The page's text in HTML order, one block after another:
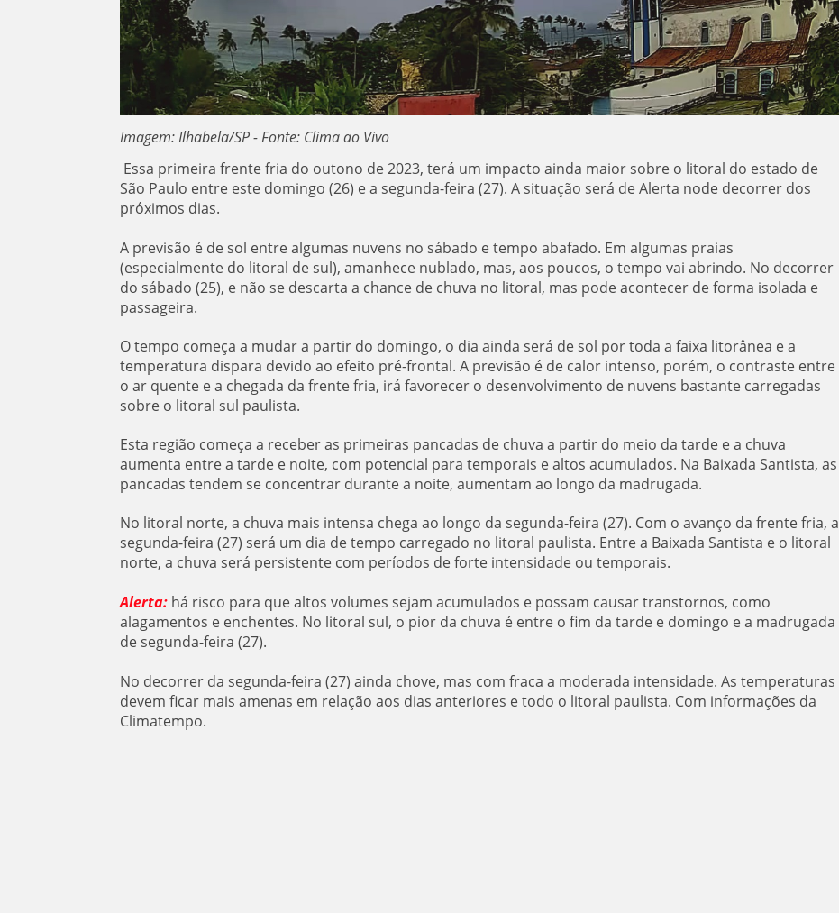
Imagem: Ilhabela/SP - Fonte: Clima ao Vivo
Essa primeira frente fria do outono de 2023, terá um impacto ainda maior sobre o litoral do estado de
São Paulo entre este domingo (26) e a segunda-feira (27). A situação será de Alerta node decorrer dos
próximos dias.
A previsão é de sol entre algumas nuvens no sábado e tempo abafado. Em algumas praias
(especialmente do litoral de sul), amanhece nublado, mas, aos poucos, o tempo vai abrindo. No decorrer
do sábado (25), e não se descarta a chance de chuva no litoral, mas pode acontecer de forma isolada e
passageira.
O tempo começa a mudar a partir do domingo, o dia ainda será de sol por toda a faixa litorânea e a
temperatura dispara devido ao efeito pré-frontal. A previsão é de calor intenso, porém, o contraste entre
o ar quente e a chegada da frente fria, irá favorecer o desenvolvimento de nuvens bastante carregadas
sobre o litoral sul paulista.
Esta região começa a receber as primeiras pancadas de chuva a partir do meio da tarde e a chuva
aumenta entre a tarde e noite, com potencial para temporais e altos acumulados. Na Baixada Santista, as
pancadas tendem se concentrar durante a noite, aumentam ao longo da madrugada.
No litoral norte, a chuva mais intensa chega ao longo da segunda-feira (27). Com o avanço da frente fria, a
segunda-feira (27) será um dia de tempo carregado no litoral paulista. Entre a Baixada Santista e o litoral
norte, a chuva será persistente com períodos de forte intensidade ou temporais.
Alerta:há risco para que altos volumes sejam acumulados e possam causar transtornos, como
alagamentos e enchentes. No litoral sul, o pior da chuva é entre o fim da tarde e domingo e a madrugada
de segunda-feira (27).
No decorrer da segunda-feira (27) ainda chove, mas com fraca a moderada intensidade. As temperaturas
devem ficar mais amenas em relação aos dias anteriores e todo o litoral paulista. Com informações da
Climatempo.